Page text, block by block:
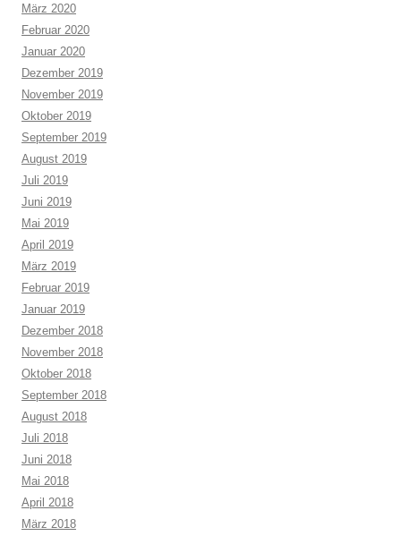
März 2020
Februar 2020
Januar 2020
Dezember 2019
November 2019
Oktober 2019
September 2019
August 2019
Juli 2019
Juni 2019
Mai 2019
April 2019
März 2019
Februar 2019
Januar 2019
Dezember 2018
November 2018
Oktober 2018
September 2018
August 2018
Juli 2018
Juni 2018
Mai 2018
April 2018
März 2018